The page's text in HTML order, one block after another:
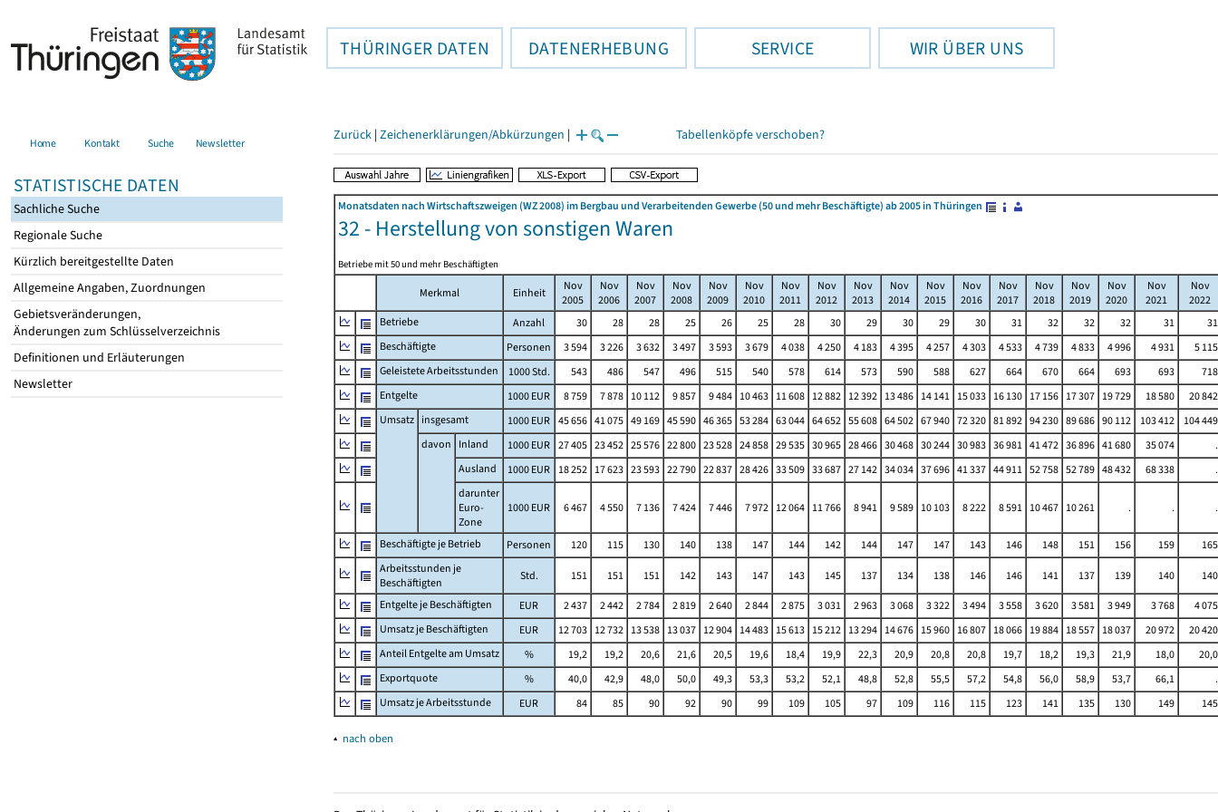
THÜRINGER DATEN DATENERHEBUNG SERVICE WIR ÜBER UNS
Home Kontakt Suche Newsletter
STATISTISCHE DATEN
Sachliche Suche
Regionale Suche
Kürzlich bereitgestellte Daten
Allgemeine Angaben, Zuordnungen
Gebietsveränderungen,
Änderungen zum Schlüsselverzeichnis
Definitionen und Erläuterungen
Newsletter
Zurück | Zeichenerklärungen/Abkürzungen | Tabellenköpfe verschoben?
Monatsdaten nach Wirtschaftszweigen (WZ 2008) im Bergbau und Verarbeitenden Gewerbe (50 und mehr Beschäftigte) ab 2005 in Thüringen
32 - Herstellung von sonstigen Waren
Betriebe mit 50 und mehr Beschäftigten
Merkmal Einheit
Nov
2005
Nov
2006
Nov
2007
Nov
2008
Nov
2009
Nov
2010
Nov
2011
Nov
2012
Nov
2013
Nov
2014
Nov
2015
Nov
2016
Nov
2017
Nov
2018
Nov
2019
Nov
2020
Nov
2021
Nov
2022
Betriebe
Anzahl 30 28 28 25 26 25 28 30 29 30 29 30 31 32 32 32 31
31
Beschäftigte
Personen 3 594 3 226 3 632 3 497 3 593 3 679 4 038 4 250 4 183 4 395 4 257 4 303 4 533 4 739 4 833 4 996 4 931
5 115
Geleistete Arbeitsstunden
1000 Std. 543 486 547 496 515 540 578 614 573 590 588 627 664 670 664 693 693
718
Entgelte
1000 EUR 8 759 7 878 10 112 9 857 9 484 10 463 11 608 12 882 12 392 13 486 14 141 15 033 16 130 17 156 17 307 19 729 18 580
20 842
Umsatz insgesamt 1000 EUR 45 656 41 075 49 169 45 590 46 365 53 284 63 044 64 652 55 608 64 502 67 940 72 320 81 892 94 230 89 686 90 112 103 412
104 449
davon
Inland 1000 EUR 27 405 23 452 25 576 22 800 23 528 24 858 29 535 30 965 28 466 30 468 30 244 30 983 36 981 41 472 36 896 41 680 35 074
.
Ausland
1000 EUR 18 252 17 623 23 593 22 790 22 837 28 426 33 509 33 687 27 142 34 034 37 696 41 337 44 911 52 758 52 789 48 432 68 338
.
darunter
Euro-
Zone
1000 EUR 6 467 4 550 7 136 7 424 7 446 7 972 12 064 11 766 8 941 9 589 10 103 8 222 8 591 10 467 10 261 . . .
Beschäftigte je Betrieb Personen 120 115 130 140 138 147 144 142 144 147 147 143 146 148 151 156 159
165
Arbeitsstunden je
Beschäftigten
Std. 151 151 151 142 143 147 143 145 137 134 138 146 146 141 137 139 140
140
Entgelte je Beschäftigten
EUR 2 437 2 442 2 784 2 819 2 640 2 844 2 875 3 031 2 963 3 068 3 322 3 494 3 558 3 620 3 581 3 949 3 768
4 075
Umsatz je Beschäftigten
EUR 12 703 12 732 13 538 13 037 12 904 14 483 15 613 15 212 13 294 14 676 15 960 16 807 18 066 19 884 18 557 18 037 20 972
20 420
Anteil Entgelte am Umsatz
% 19,2 19,2 20,6 21,6 20,5 19,6 18,4 19,9 22,3 20,9 20,8 20,8 19,7 18,2 19,3 21,9 18,0
20,0
Exportquote
% 40,0 42,9 48,0 50,0 49,3 53,3 53,2 52,1 48,8 52,8 55,5 57,2 54,8 56,0 58,9 53,7 66,1
.
Umsatz je Arbeitsstunde
EUR 84 85 90 92 90 99 109 105 97 109 116 115 123 141 135 130 149 145
▴ nach oben